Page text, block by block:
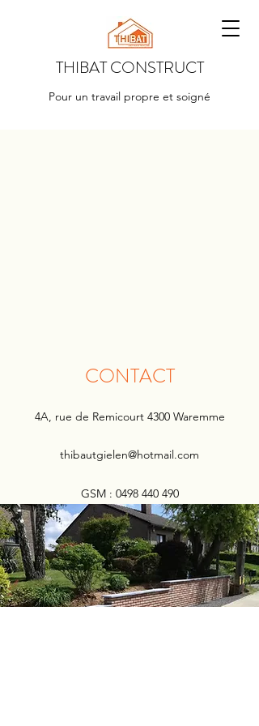
THIBAT CONSTRUCT
Pour un travail propre et soigné
CONTACT
4A, rue de Remicourt 4300 Waremme
thibautgielen@hotmail.com
GSM : 0498 440 490